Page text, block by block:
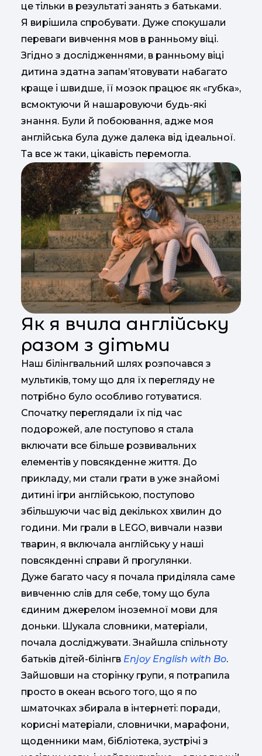
це тільки в результаті занять з батьками.
Я вирішила спробувати. Дуже спокушали
переваги вивчення мов в ранньому віці.
Згідно з дослідженнями, в ранньому віці
дитина здатна запам’ятовувати набагато
краще і швидше, її мозок працює як «губка»,
всмоктуючи й нашаровуючи будь-які
знання. Були й побоювання, адже моя
англійська була дуже далека від ідеальної.
Та все ж таки, цікавість перемогла.
Як я вчила англійську
разом з дітьми
Наш білінгвальний шлях розпочався з
мультиків, тому що для їх перегляду не
потрібно було особливо готуватися.
Спочатку переглядали їх під час
подорожей, але поступово я стала
включати все більше розвивальних
елементів у повсякденне життя. До
прикладу, ми стали грати в уже знайомі
дитині ігри англійською, поступово
збільшуючи час від декількох хвилин до
години. Ми грали в LEGO, вивчали назви
тварин, я включала англійську у наші
повсякденні справи й прогулянки.
Дуже багато часу я почала приділяла саме
вивченню слів для себе, тому що була
єдиним джерелом іноземної мови для
доньки. Шукала словники, матеріали,
почала досліджувати. Знайшла спільноту
батьків дітей-білінгв Enjoy English with Bo.
Зайшовши на сторінку групи, я потрапила
просто в океан всього того, що я по
шматочках збирала в інтернеті: поради,
корисні матеріали, словнички, марафони,
щоденники мам, бібліотека, зустрічі з